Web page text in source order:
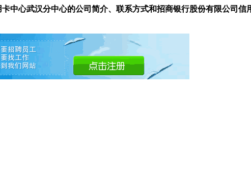
中心武汉分中心的公司简介、联系方式和招商银行股份有限公司信